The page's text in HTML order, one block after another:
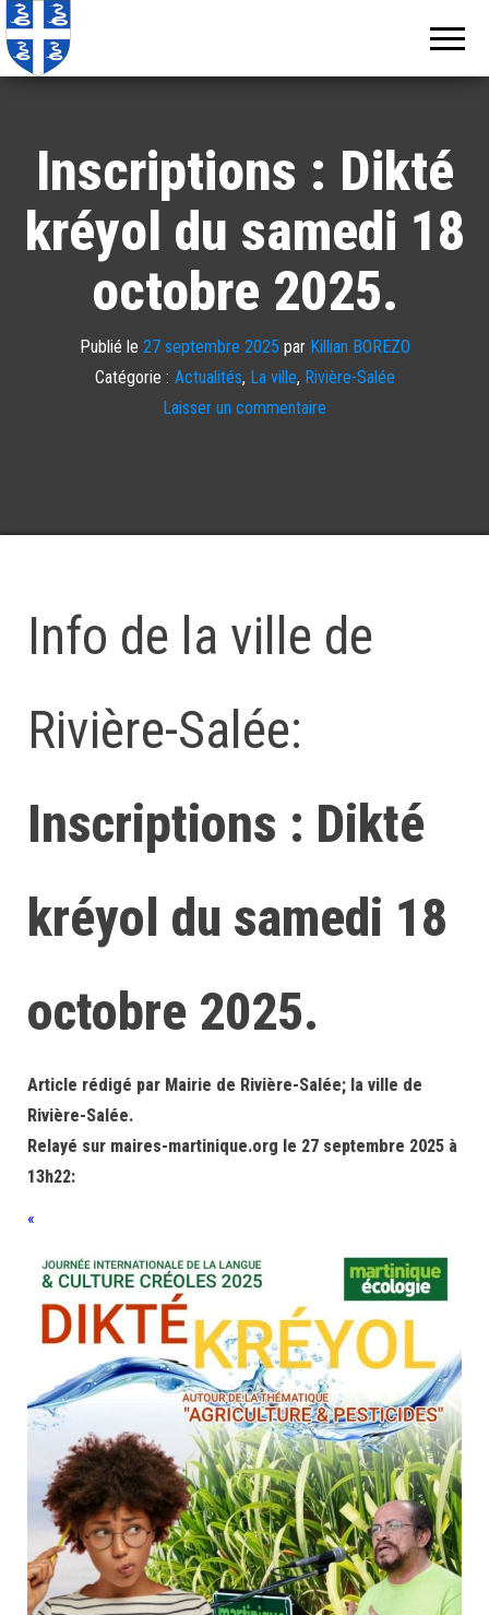
Inscriptions : Dikté
kréyol du samedi 18
octobre 2025.
Publié le 27 septembre 2025 par Killian BOREZO
Catégorie : Actualités, La ville, Rivière-Salée
Laisser un commentaire
Info de la ville de
Rivière-Salée:
Inscriptions : Dikté
kréyol du samedi 18
octobre 2025.
Article rédigé par Mairie de Rivière-Salée; la ville de
Rivière-Salée.
Relayé sur maires-martinique.org le 27 septembre 2025 à
13h22:
«